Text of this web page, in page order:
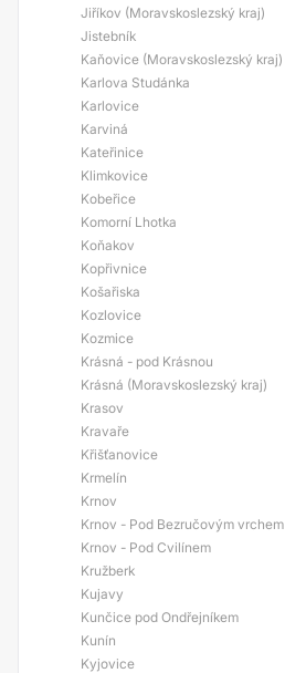
Jiříkov (Moravskoslezský kraj)
Jistebník
Kaňovice (Moravskoslezský kraj)
Karlova Studánka
Karlovice
Karviná
Kateřinice
Klimkovice
Kobeřice
Komorní Lhotka
Koňakov
Kopřivnice
Košařiska
Kozlovice
Kozmice
Krásná - pod Krásnou
Krásná (Moravskoslezský kraj)
Krasov
Kravaře
Křišťanovice
Krmelín
Krnov
Krnov - Pod Bezručovým vrchem
Krnov - Pod Cvilínem
Kružberk
Kujavy
Kunčice pod Ondřejníkem
Kunín
Kyjovice